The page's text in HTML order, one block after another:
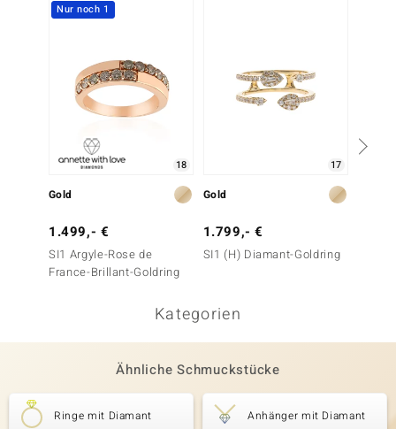
Nur noch 1
18
Gold
1.499,- €
SI1 Argyle-Rose de
France-Brillant-Goldring
17
Gold
1.799,- €
SI1 (H) Diamant-Goldring
Kategorien
Ähnliche Schmuckstücke
Ringe mit Diamant Anhänger mit Diamant